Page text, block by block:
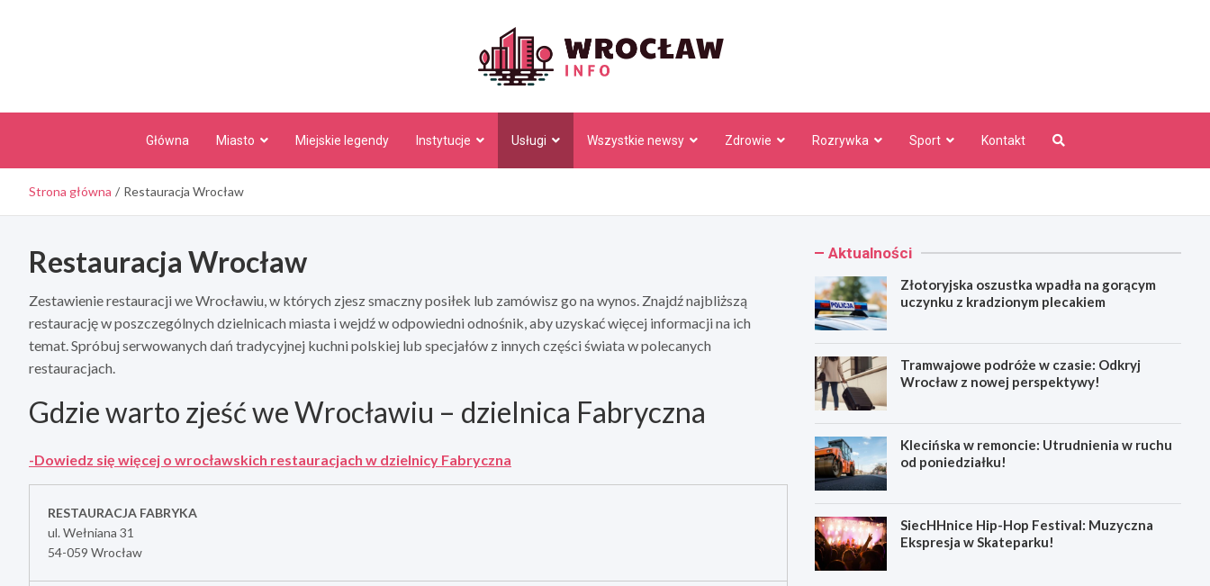
Główna Miasto Miejskie legendy Instytucje Usługi Wszystkie newsy Zdrowie Rozrywka Sport Kontakt
Strona główna Restauracja Wrocław
Restauracja Wrocław
Zestawienie restauracji we Wrocławiu, w których zjesz smaczny posiłek lub zamówisz go na wynos. Znajdź najbliższą
restaurację w poszczególnych dzielnicach miasta i wejdź w odpowiedni odnośnik, aby uzyskać więcej informacji na ich
temat. Spróbuj serwowanych dań tradycyjnej kuchni polskiej lub specjałów z innych części świata w polecanych
restauracjach.
Gdzie warto zjeść we Wrocławiu – dzielnica Fabryczna
-Dowiedz się więcej o wrocławskich restauracjach w dzielnicy Fabryczna
RESTAURACJA FABRYKA
ul. Wełniana 31
54-059 Wrocław
Aktualności
Złotoryjska oszustka wpadła na gorącym
uczynku z kradzionym plecakiem
Tramwajowe podróże w czasie: Odkryj
Wrocław z nowej perspektywy!
Klecińska w remoncie: Utrudnienia w ruchu
od poniedziałku!
SiecHHnice Hip-Hop Festival: Muzyczna
Ekspresja w Skateparku!